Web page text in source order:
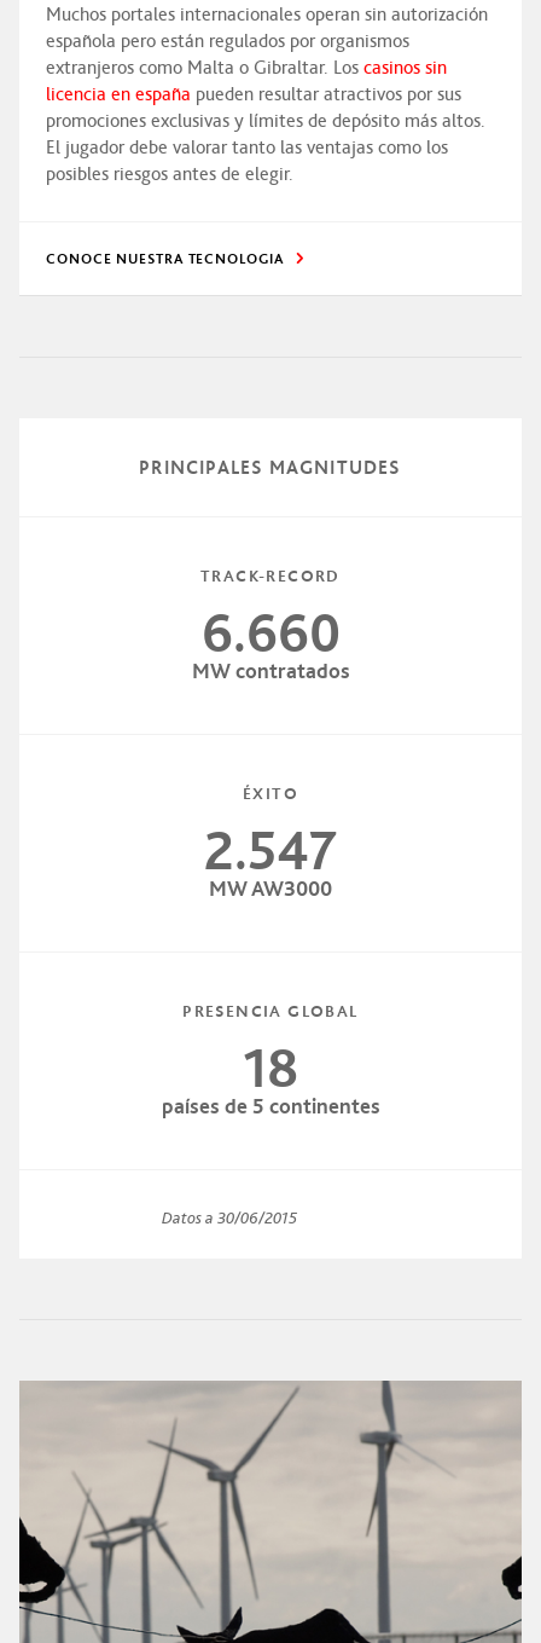
Muchos portales internacionales operan sin autorización
española pero están regulados por organismos
extranjeros como Malta o Gibraltar. Los casinos sin
licencia en españa pueden resultar atractivos por sus
promociones exclusivas y límites de depósito más altos.
El jugador debe valorar tanto las ventajas como los
posibles riesgos antes de elegir.
CONOCE NUESTRA TECNOLOGIA
PRINCIPALES MAGNITUDES
TRACK-RECORD
6.660
MW contratados
ÉXITO
2.547
MW AW3000
PRESENCIA GLOBAL
18
países de 5 continentes
Datos a 30/06/2015